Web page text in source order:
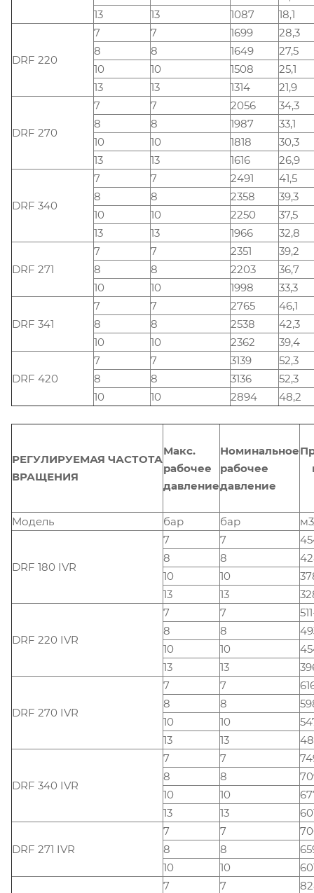
13
13 1087 18,1
DRF 220
7 7 1699
28,3
8
8 1649
27,5
10
10 1508
25,1
13
13 1314 21,9
DRF 270
7 7 2056
34,3
8
8 1987
33,1
10
10 1818
30,3
13
13 1616 26,9
DRF 340
7 7 2491
41,5
8
8 2358
39,3
10
10 2250
37,5
13
13 1966 32,8
DRF 271
7 7 2351
39,2
8
8 2203
36,7
10
10 1998 33,3
DRF 341
7 7 2765
46,1
8
8 2538
42,3
10
10 2362 39,4
DRF 420
7 7 3139
52,3
8
8 3136
52,3
10
10 2894 48,2
РЕГУЛИРУЕМАЯ ЧАСТОТА
ВРАЩЕНИЯ
Макс.
рабочее
давление
Номинальное
рабочее
давление
Модель бар бар
DRF 180 IVR
7 7
8
8
10
10
13
13
DRF 220 IVR
7 7
8
8
10
10
13
13
DRF 270 IVR
7 7
8
8
10
10
13
13
DRF 340 IVR
7 7
8
8
10
10
13
13
DRF 271 IVR
7 7
8
8
10
10
7 7